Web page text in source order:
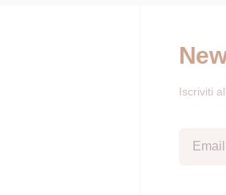
Iscriviti